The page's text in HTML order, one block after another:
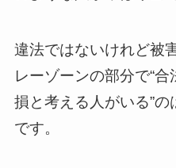
違法ではないけれど被
レーゾーンの部分で“合
損と考える人がいる”の
です。